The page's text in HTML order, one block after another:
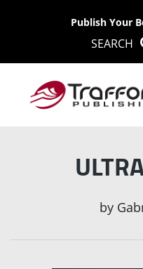
Publish Your
SEARCH
by